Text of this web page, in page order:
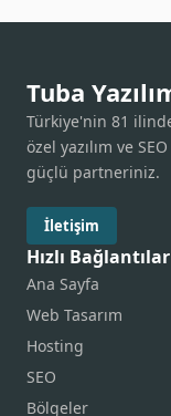
Tuba
Türkiye'nin 81
özel yazılım ve
güçlü partneriniz.
İletişim
Hızlı Bağlantılar
Ana Sayfa
Web Tasarım
Hosting
SEO
Bölgeler